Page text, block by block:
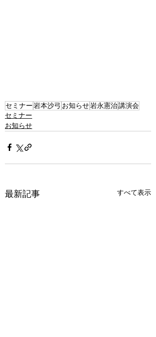
セミナー岩本沙弓 お知らせ岩永憲治講演会
セミナー
お知らせ
最新記事 すべて表示